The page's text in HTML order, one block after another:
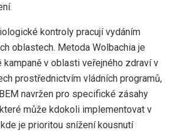
kontroly pracují vydáním
oblastech. Metoda Wolbachia je
kampaně v oblasti veřejného zdraví v
prostřednictvím vládních programů,
navržen pro specifické zásahy
může kdokoli implementovat v
je prioritou snížení kousnutí